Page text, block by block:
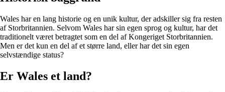
Wales har en lang historie og en unik kultur, der adskiller sig fra resten
af Storbritannien. Selvom Wales har sin egen sprog og kultur, har det
traditionelt været betragtet som en del af Kongeriget Storbritannien.
Men er det kun en del af et større land, eller har det sin egen
selvstændige status?
Er Wales et land?